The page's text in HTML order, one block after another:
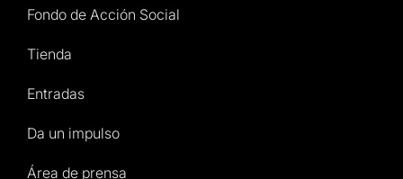
Fondo de Acción Social
Tienda
Entradas
Da un impulso
Área de prensa